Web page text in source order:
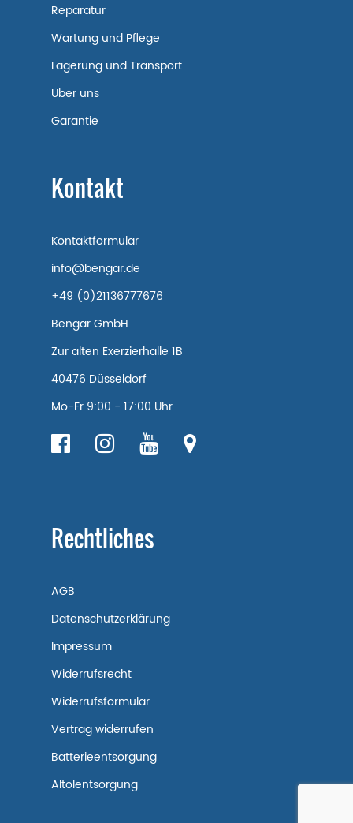
Reparatur
Wartung und Pflege
Lagerung und Transport
Über uns
Garantie
Kontakt
Kontaktformular
info@bengar.de
+49 (0)21136777676
Bengar GmbH
Zur alten Exerzierhalle 1B
40476 Düsseldorf
Mo-Fr 9:00 - 17:00 Uhr
Rechtliches
AGB
Datenschutzerklärung
Impressum
Widerrufsrecht
Widerrufsformular
Vertrag widerrufen
Batterieentsorgung
Altölentsorgung